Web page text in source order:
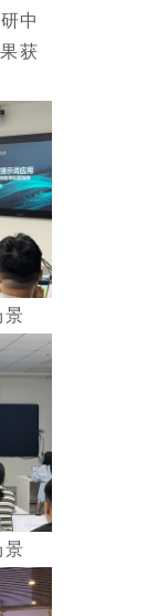
中
获
景
景